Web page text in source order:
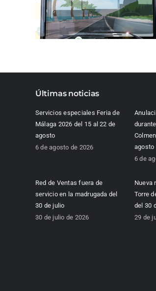
Últimas noticias
Servicios especiales Feria de
Málaga 2026 del 15 al 22 de
agosto
6 de agosto de 2026
agosto
6 de
Red de Ventas fuera de
servicio en la madrugada del
30 de julio
30 de julio de 2026
Nueva
Torre
del 30
29 de